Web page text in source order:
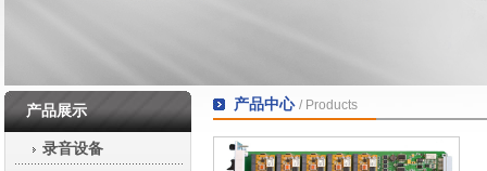
产品展示
录音设备
产品中心 / Products